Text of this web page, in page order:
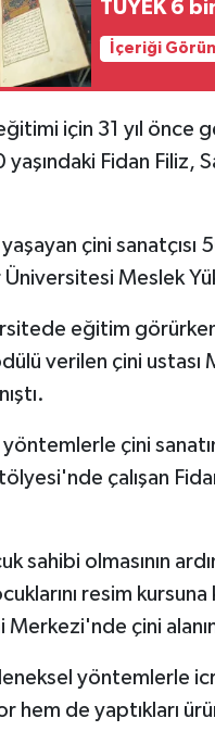
TÜYEK 6
İçeriği
için 31 yıl önce
Fidan Filiz,
çini sanatçısı
Üniversitesi Meslek
eğitim
verilen çini
çini
çalışan
sahibi olmasının
resim
Merkezi'nde çini
yöntemlerle
hem de yaptıkları